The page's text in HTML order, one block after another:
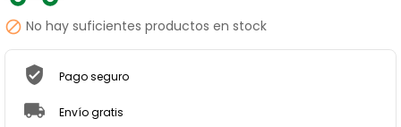
 No hay suficientes productos en stock
Pago seguro
Envío gratis